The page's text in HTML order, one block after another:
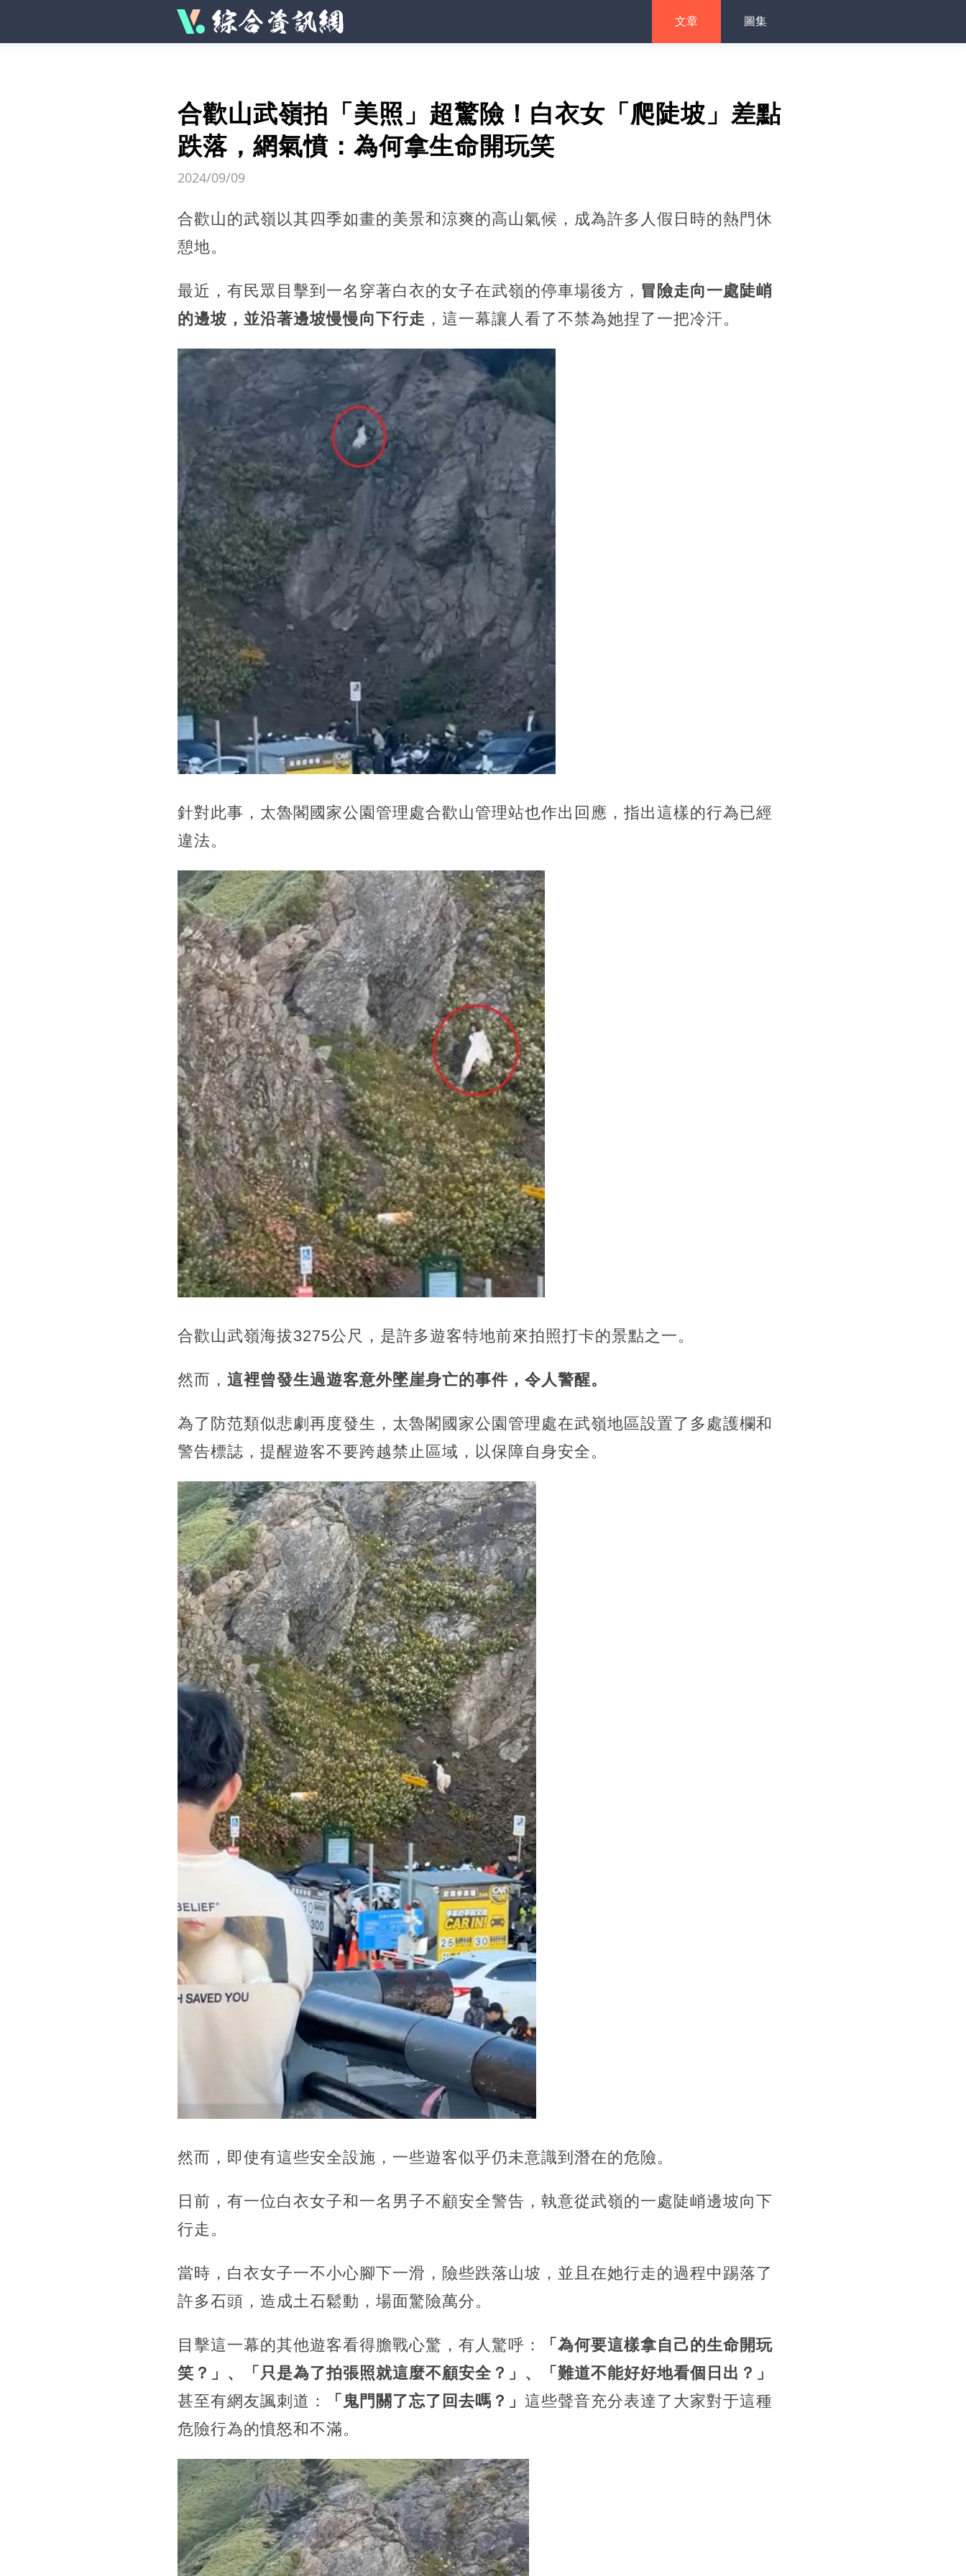
文章 圖集
合歡山武嶺拍「美照」超驚險！白衣女「爬陡坡」差點
跌落，網氣憤：為何拿生命開玩笑
2024/09/09
合歡山的武嶺以其四季如畫的美景和涼爽的高山氣候，成為許多人假日時的熱門休
憩地。
最近，有民眾目擊到一名穿著白衣的女子在武嶺的停車場後方， 冒險走向一處陡峭
的邊坡，並沿著邊坡慢慢向下行走 ，這一幕讓人看了不禁為她捏了一把冷汗。
針對此事，太魯閣國家公園管理處合歡山管理站也作出回應，指出這樣的行為已經
違法。
合歡山武嶺海拔3275公尺， 是許多遊客特地前來拍照打卡的景點之一。
然而， 這裡曾發生過遊客意外墜崖身亡的事件，令人警醒。
為了防范類似悲劇再度發生，太魯閣國家公園管理處在武嶺地區設置了多處護欄和
警告標誌， 提醒遊客不要跨越禁止區域，以保障自身安全。
然而，即使有這些安全設施，一些遊客似乎仍未意識到潛在的危險。
日前，有一位白衣女子和一名男子不顧安全警告，執意從武嶺的一處陡峭邊坡向下
行走。
當時，白衣女子一不小心腳下一滑，險些跌落山坡，並且在她行走的過程中踢落了
許多石頭，造成土石鬆動，場面驚險萬分。
目擊這一幕的其他遊客看得膽戰心驚，有人驚呼：
「為何要這樣拿自己的生命開玩
笑？」、「只是為了拍張照就這麼不顧安全？」、「難道不能好好地看個日出？」
甚至有網友諷刺道：
「鬼門關了忘了回去嗎？」 這些聲音充分表達了大家對于這種
危險行為的憤怒和不滿。